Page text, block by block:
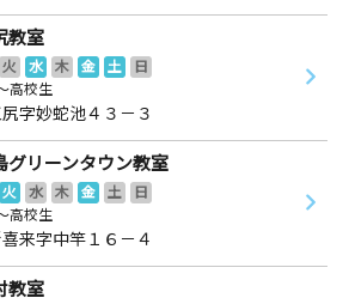
教室
火 水 木 金 土
日
高校生
字妙蛇池４３－３
グリーンタウン教室
火 水 木 金 土
日
高校生
来字中竿１６－４
教室